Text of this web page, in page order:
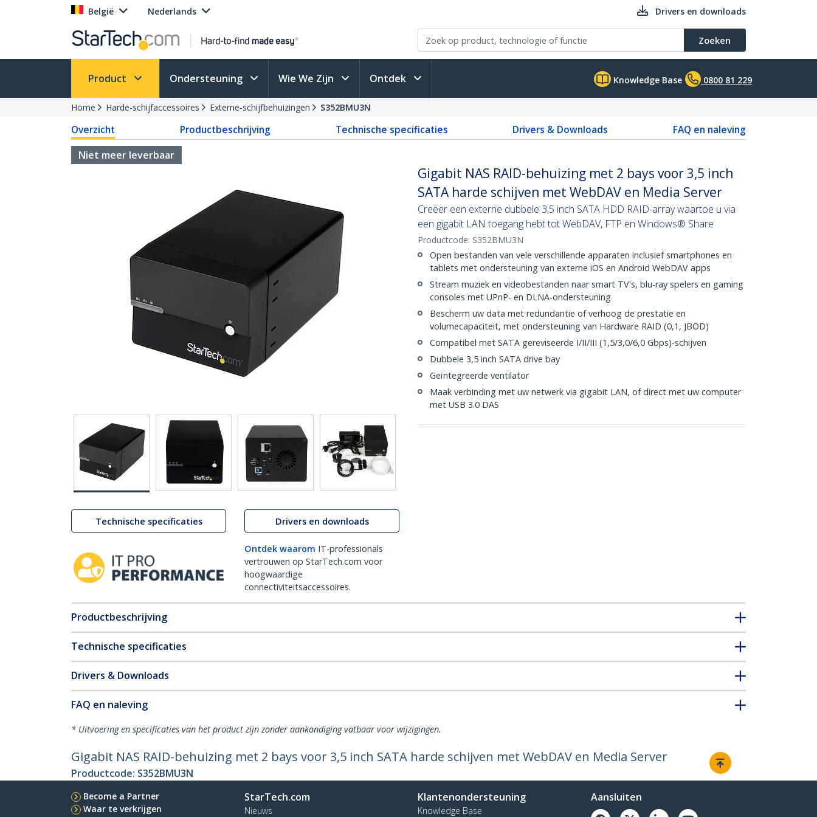
België Nederlands Drivers en downloads
Zoeken
Product Ondersteuning Wie We Zijn Ontdek Knowledge Base 0800 81 229
Home Harde-schijfaccessoires Externe-schijfbehuizingen S352BMU3N
Overzicht Productbeschrijving Technische specificaties Drivers & Downloads
FAQ en naleving
Niet meer leverbaar
Technische specificaties Drivers en downloads
Ontdek waarom IT-professionals
vertrouwen op StarTech.com voor
hoogwaardige
connectiviteitsaccessoires.
Gigabit NAS RAID-behuizing met 2 bays voor 3,5 inch
SATA harde schijven met WebDAV en Media Server
Creëer een externe dubbele 3,5 inch SATA HDD RAID-array waartoe u via
een gigabit LAN toegang hebt tot WebDAV, FTP en Windows® Share
Productcode: S352BMU3N
Open bestanden van vele verschillende apparaten inclusief smartphones en
tablets met ondersteuning van externe iOS en Android WebDAV apps
Stream muziek en videobestanden naar smart TV's, blu-ray spelers en gaming
consoles met UPnP- en DLNA-ondersteuning
Bescherm uw data met redundantie of verhoog de prestatie en
volumecapaciteit, met ondersteuning van Hardware RAID (0,1, JBOD)
Compatibel met SATA gereviseerde I/II/III (1,5/3,0/6,0 Gbps)-schijven
Dubbele 3,5 inch SATA drive bay
Geïntegreerde ventilator
Maak verbinding met uw netwerk via gigabit LAN, of direct met uw computer
met USB 3.0 DAS
Productbeschrijving
Technische specificaties
Drivers & Downloads
FAQ en naleving
* Uitvoering en specificaties van het product zijn zonder aankondiging vatbaar voor wijzigingen.
Gigabit NAS RAID-behuizing met 2 bays voor 3,5 inch SATA harde schijven met WebDAV en Media Server
Productcode: S352BMU3N
Become a Partner
Waar te verkrijgen
StarTech.com
Nieuws
Klantenondersteuning
Knowledge Base
Aansluiten